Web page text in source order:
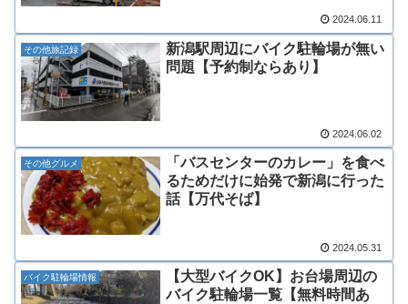
2024.06.11
その他旅記録
新潟駅周辺にバイク駐輪場が無い
問題【予約制ならあり】
2024.06.02
その他グルメ
「バスセンターのカレー」を食べ
るためだけに始発で新潟に行った
話【万代そば】
2024.05.31
バイク駐輪場情報
【大型バイクOK】お台場周辺の
バイク駐輪場一覧【無料時間あ